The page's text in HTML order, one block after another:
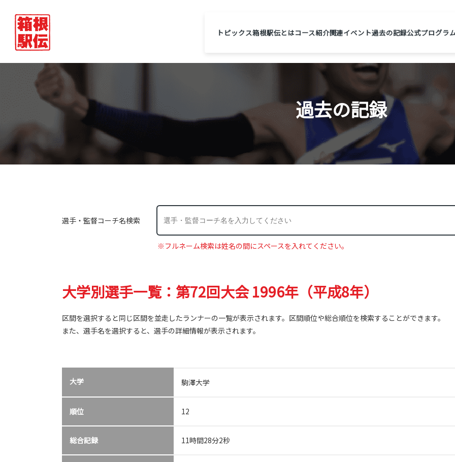
トピックス箱根駅伝とはコース紹介関連イベント過去の記録公式プログラ
過去の記録
選手・監督コーチ名検索
※フルネーム検索は姓名の間にスペースを入れてください。
大学別選手一覧：第72回大会 1996年（平成8年）
区間を選択すると同じ区間を並走したランナーの一覧が表示されます。区間順位や総合順位を検索することができます。
また、選手名を選択すると、選手の詳細情報が表示されます。
大学 駒澤大学
順位 12
総合記録 11時間28分2秒